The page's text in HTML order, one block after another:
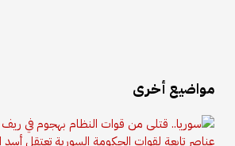
مواضيع أخرى
عناصر تابعة لقوات الحكومة السورية تعتقل